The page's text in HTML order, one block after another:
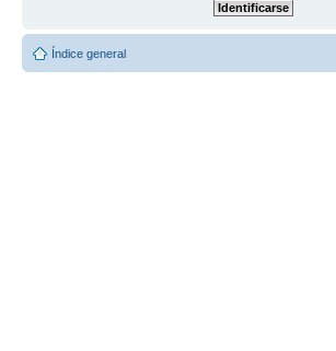
Índice general